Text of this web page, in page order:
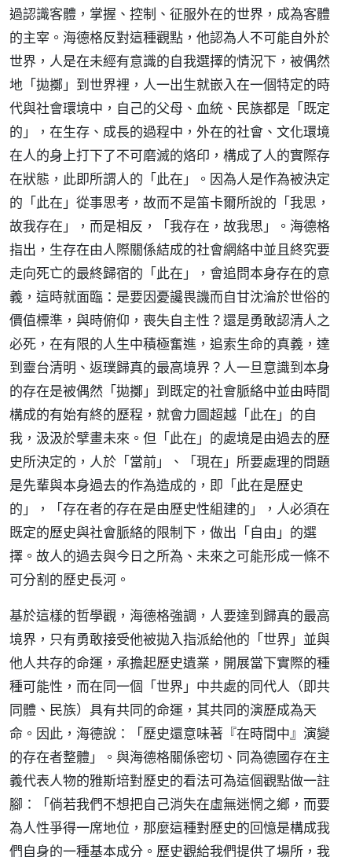
過認識客體，掌握、控制、征服外在的世界，成為客體
的主宰。海德格反對這種觀點，他認為人不可能自外於
世界，人是在未經有意識的自我選擇的情況下，被偶然
地「拋擲」到世界裡，人一出生就嵌入在一個特定的時
代與社會環境中，自己的父母、血統、民族都是「既定
的」，在生存、成長的過程中，外在的社會、文化環境
在人的身上打下了不可磨滅的烙印，構成了人的實際存
在狀態，此即所謂人的「此在」。因為人是作為被決定
的「此在」從事思考，故而不是笛卡爾所說的「我思，
故我存在」，而是相反，「我存在，故我思」。海德格
指出，生存在由人際關係結成的社會網絡中並且終究要
走向死亡的最終歸宿的「此在」，會追問本身存在的意
義，這時就面臨：是要因憂讒畏譏而自甘沈淪於世俗的
價值標準，與時俯仰，喪失自主性？還是勇敢認清人之
必死，在有限的人生中積極奮進，追索生命的真義，達
到靈台清明、返璞歸真的最高境界？人一旦意識到本身
的存在是被偶然「拋擲」到既定的社會脈絡中並由時間
構成的有始有終的歷程，就會力圖超越「此在」的自
我，汲汲於擘畫未來。但「此在」的處境是由過去的歷
史所決定的，人於「當前」、「現在」所要處理的問題
是先輩與本身過去的作為造成的，即「此在是歷史
的」，「存在者的存在是由歷史性組建的」，人必須在
既定的歷史與社會脈絡的限制下，做出「自由」的選
擇。故人的過去與今日之所為、未來之可能形成一條不
可分割的歷史長河。
基於這樣的哲學觀，海德格強調，人要達到歸真的最高
境界，只有勇敢接受他被拋入指派給他的「世界」並與
他人共存的命運，承擔起歷史遺業，開展當下實際的種
種可能性，而在同一個「世界」中共處的同代人（即共
同體、民族）具有共同的命運，其共同的演歷成為天
命。因此，海德說：「歷史還意味著『在時間中』演變
的存在者整體」。與海德格關係密切、同為德國存在主
義代表人物的雅斯培對歷史的看法可為這個觀點做一註
腳：「倘若我們不想把自己消失在虛無迷惘之鄉，而要
為人性爭得一席地位，那麼這種對歷史的回憶是構成我
們自身的一種基本成分。歷史觀給我們提供了場所，我